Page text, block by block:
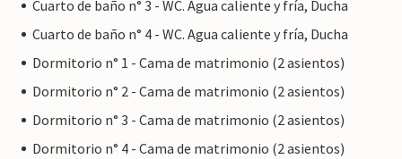
Cuarto de baño n° 3 - WC. Agua caliente y fría, Ducha
Cuarto de baño n° 4 - WC. Agua caliente y fría, Ducha
Dormitorio n° 1 - Cama de matrimonio (2 asientos)
Dormitorio n° 2 - Cama de matrimonio (2 asientos)
Dormitorio n° 3 - Cama de matrimonio (2 asientos)
Dormitorio n° 4 - Cama de matrimonio (2 asientos)